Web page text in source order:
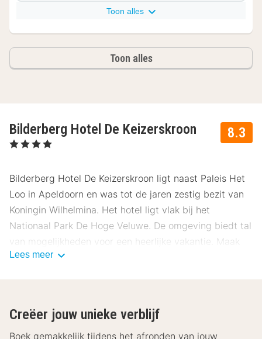
Toon alles
Toon alles
8.3
Bilderberg Hotel De Keizerskroon
, 4 Sterren
Bilderberg Hotel De Keizerskroon ligt naast Paleis Het
Loo in Apeldoorn en was tot de jaren zestig bezit van
Koningin Wilhelmina. Het hotel ligt vlak bij het
Nationaal Park De Hoge Veluwe. De omgeving biedt tal
van mogelijkheden voor een heerlijke vakantie. Maak
tijdens je verblijf een wandeling door de natuur en
De royale hotelkamers van Bilderberg Hotel De
Keizerskroon beschikken over een flatscreen televisie,
Lees meer
Creëer jouw unieke verblijf
Boek gemakkelijk tijdens het afronden van jouw